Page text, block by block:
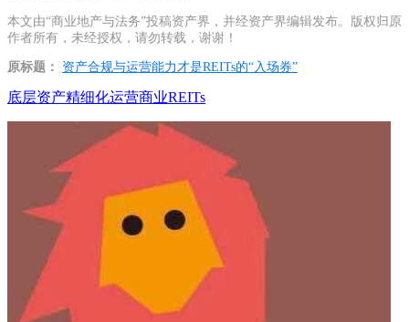
本文由“商业地产与法务”投稿资产界，并经资产界编辑发布。版权归原
作者所有，未经授权，请勿转载，谢谢！
原标题： 资产合规与运营能力才是REITs的“入场券”
底层资产精细化运营商业REITs